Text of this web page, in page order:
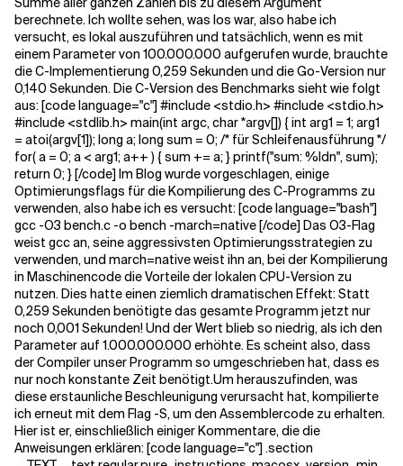
Verwandte Themen
berechnete. Ich wollte sehen, was los war, also habe ich
versucht, es lokal auszuführen und tatsächlich, wenn es mit
einem Parameter von 100.000.000 aufgerufen wurde, brauchte
die C-Implementierung 0,259 Sekunden und die Go-Version nur
0,140 Sekunden.Die C-Version des Benchmarks sieht wie folgt
aus: [code language="c"] #include <stdio.h> #include <stdio.h>
#include <stdlib.h> main(int argc, char *argv[]) { int arg1 = 1; arg1
= atoi(argv[1]); long a; long sum = 0; /* für Schleifenausführung */
for( a = 0; a < arg1; a++ ) { sum += a; } printf("sum: %ldn", sum);
return 0; } [/code] Im Blog wurde vorgeschlagen, einige
Optimierungsflags für die Kompilierung des C-Programms zu
verwenden, also habe ich es versucht: [code language="bash"]
gcc -O3 bench.c -o bench -march=native [/code] Das O3-Flag
weist gcc an, seine aggressivsten Optimierungsstrategien zu
verwenden, und march=native weist ihn an, bei der Kompilierung
in Maschinencode die Vorteile der lokalen CPU-Version zu
nutzen. Dies hatte einen ziemlich dramatischen Effekt: Statt
0,259 Sekunden benötigte das gesamte Programm jetzt nur
noch 0,001 Sekunden! Und der Wert blieb so niedrig, als ich den
Parameter auf 1.000.000.000 erhöhte. Es scheint also, dass
der Compiler unser Programm so umgeschrieben hat, dass es
nur noch konstante Zeit benötigt.Um herauszufinden, was
diese erstaunliche Beschleunigung verursacht hat, kompilierte
ich erneut mit dem Flag -S, um den Assemblercode zu erhalten.
Hier ist er, einschließlich einiger Kommentare, die die
Anweisungen erklären: [code language="c"] .section